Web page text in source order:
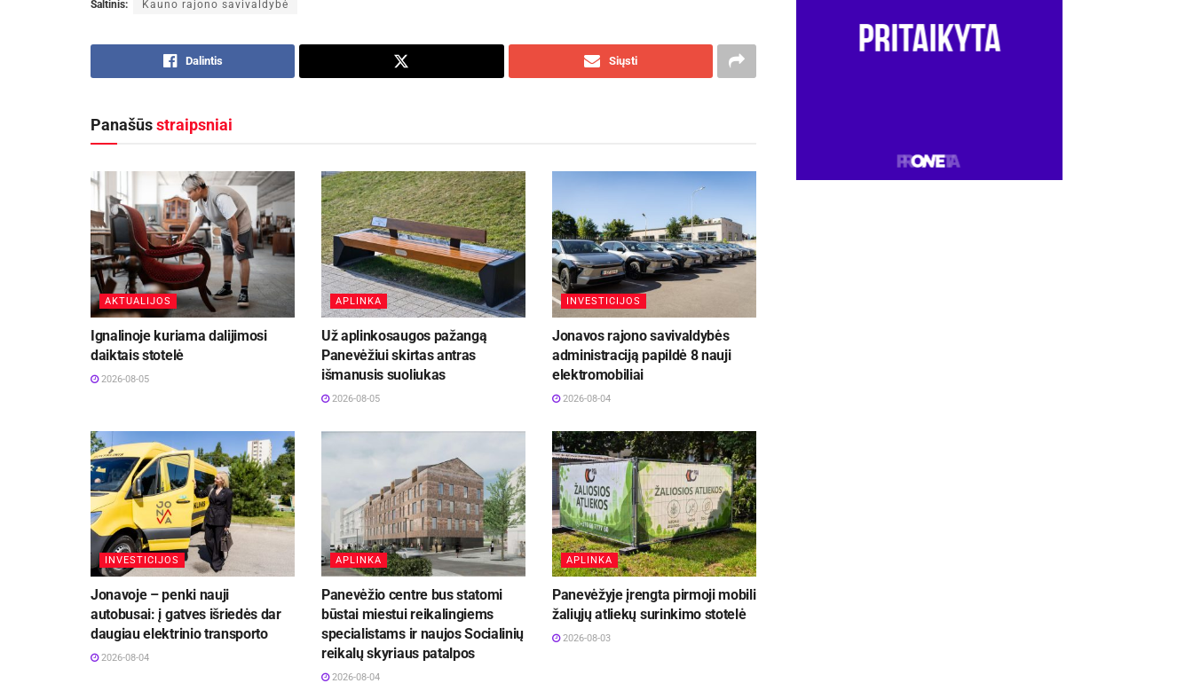
Šaltinis: Kauno rajono savivaldybė
Dalintis Siųsti
Panašūsstraipsniai
AKTUALIJOS
Ignalinoje kuriama dalijimosi
daiktais stotelė
2026-08-05
APLINKA
Už aplinkosaugos pažangą
Panevėžiui skirtas antras
išmanusis suoliukas
2026-08-05
INVESTICIJOS
Jonavos rajono savivaldybės
administraciją papildė 8 nauji
elektromobiliai
2026-08-04
INVESTICIJOS
Jonavoje – penki nauji
autobusai: į gatves išriedės dar
daugiau elektrinio transporto
2026-08-04
APLINKA
Panevėžio centre bus statomi
būstai miestui reikalingiems
specialistams ir naujos Socialinių
reikalų skyriaus patalpos
2026-08-04
APLINKA
Panevėžyje įrengta pirmoji mobili
žaliųjų atliekų surinkimo stotelė
2026-08-03